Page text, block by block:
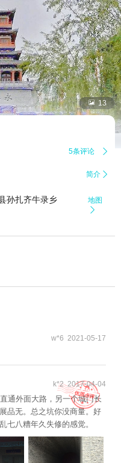
 13
5条评论 
简介 
孙扎齐牛录乡
地图

w*6 2021-05-17
k*2 2017-04-04
通外面大路，另一个城门长
品无。总之坑你没商量。好
七八糟年久失修的感觉。